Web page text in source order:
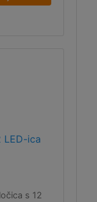
LED-ica
s 12